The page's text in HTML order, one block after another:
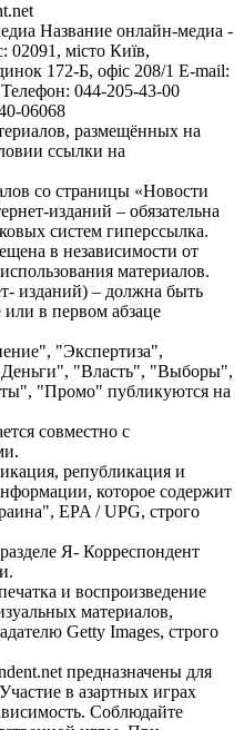
Название онлайн-медиа -
02091, місто Київ,
172-Б, офіс 208/1 E-mail:
Телефон: 044-205-43-00
06068
размещённых на
ссылки на
со страницы «Новости
изданий – обязательна
систем гиперссылка.
в независимости от
материалов.
изданий) – должна быть
или в первом абзаце
"Экспертиза",
"Власть", "Выборы",
"Промо" публикуются на
совместно с
републикация и
которое содержит
EPA / UPG, строго
Я- Корреспондент
и воспроизведение
материалов,
Getty Images, строго
предназначены для
в азартных играх
Соблюдайте